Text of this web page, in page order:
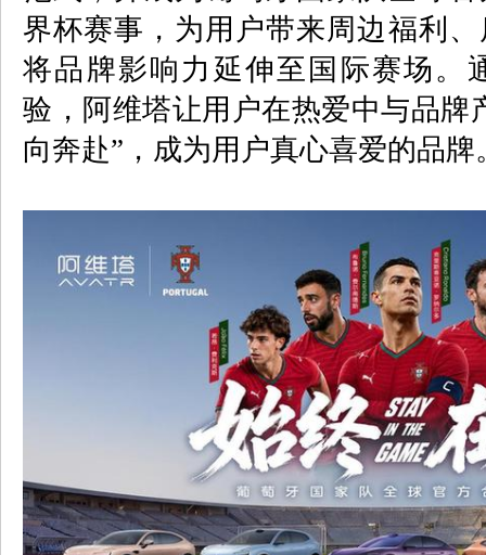
界杯赛事，为用户带来周边福利
将品牌影响力延伸至国际赛场。
验，阿维塔让用户在热爱中与品牌
向奔赴”，成为用户真心喜爱的品牌